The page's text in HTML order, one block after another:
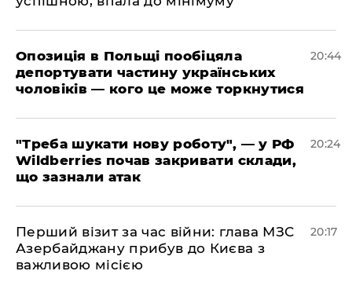
​Опозиція в Польщі пообіцяла
депортувати частину українських
чоловіків — кого це може торкнутися
20:44
​"Треба шукати нову роботу", — у РФ
Wildberries почав закривати склади,
що зазнали атак
20:24
​Перший візит за час війни: глава МЗС
Азербайджану прибув до Києва з
важливою місією
20:17